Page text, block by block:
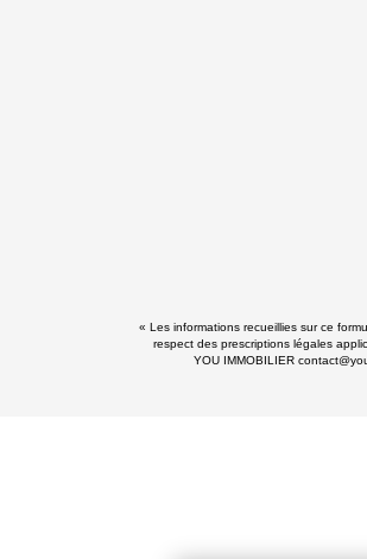
« Les informations recueillies sur ce
respect des prescriptions légales
YOU IMMOBILIER